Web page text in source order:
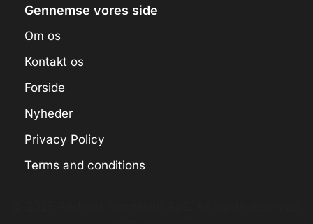
Gennemse vores side
Om os
Kontakt os
Forside
Nyheder
Privacy Policy
Terms and conditions